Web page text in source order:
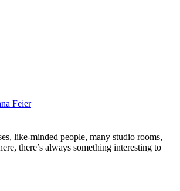
Feier
like-minded people, many studio rooms,
there’s always something interesting to